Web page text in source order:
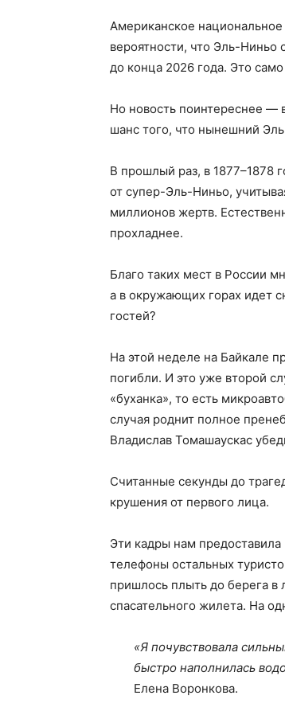
Американское
вероятности, что Эль-Ниньо
до конца 2026 года. Это
Но новость поинтереснее —
шанс того, что нынешний
В прошлый раз, в 1877–1878
от супер-Эль-Ниньо,
миллионов жертв.
прохладнее.
Благо таких мест в России
а в окружающих горах идет
гостей?
На этой неделе на Байкале
погибли. И это уже второй
«буханка», то есть
случая роднит полное
Владислав Томашаускас
Считанные секунды до
крушения от первого лица.
Эти кадры нам
телефоны остальных
пришлось плыть до берега
спасательного жилета. На
«Я почувствовала
быстро наполнилась
Елена Воронкова.